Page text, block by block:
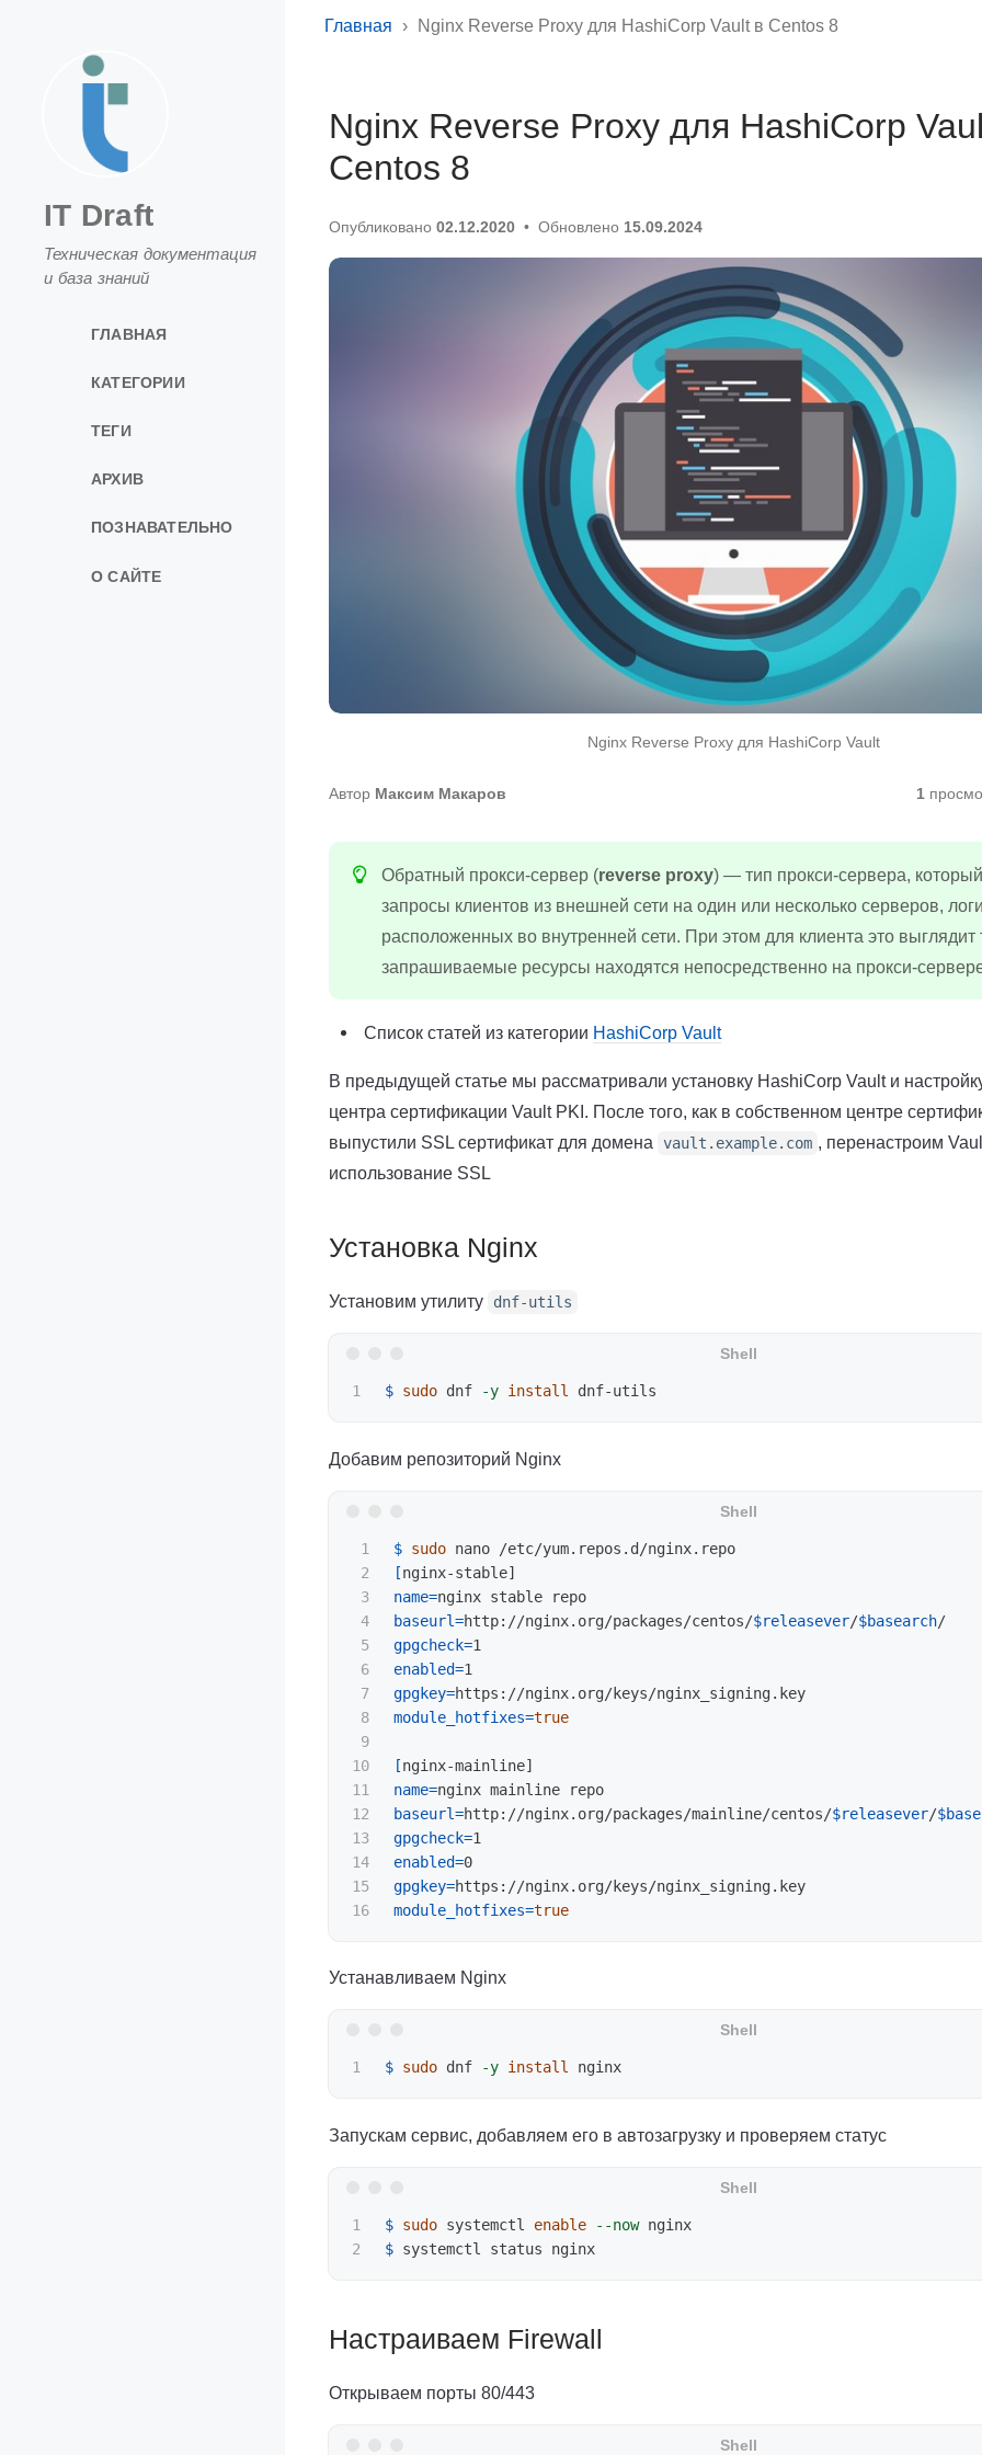
IT Draft
Техническая документация
и база знаний
ГЛАВНАЯ
КАТЕГОРИИ
ТЕГИ
АРХИВ
ПОЗНАВАТЕЛЬНО
О САЙТЕ
Главная Nginx Reverse Proxy для HashiCorp Vault в Centos 8
Nginx Reverse Proxy для HashiCorp
Centos 8
Опубликовано 02.12.2020 Обновлено 15.09.2024
Nginx Reverse Proxy для HashiCorp Vault
Автор Максим Макаров 1
Обратный прокси-сервер (reverse proxy) — тип прокси-сервера,
запросы клиентов из внешней сети на один или несколько серверов,
расположенных во внутренней сети. При этом для клиента это выглядит
запрашиваемые ресурсы находятся непосредственно на прокси-
Список статей из категории HashiCorp Vault
В предыдущей статье мы рассматривали установку HashiCorp Vault и
центра сертификации Vault PKI. После того, как в собственном центре
выпустили SSL сертификат для домена
vault.example.com , перенастроим
использование SSL
Установка Nginx
Установим утилиту dnf-utils
$ sudo dnf -y install
Добавим репозиторий Nginx
1
2
3
4
5
6
7
8
9
10
11
12
13
14
15
$ sudo
[
name=
baseurl=http://nginx.org/packages/centos/$releasever/$basearch
gpgcheck=
enabled=
gpgkey=
module_hotfixes=true
[
name=
baseurl=http://nginx.org/packages/mainline/centos/$releasever/
gpgcheck=
enabled=
gpgkey=
module_hotfixes=true
Устанавливаем Nginx
$ sudo dnf -y install
Запускам сервис, добавляем его в автозагрузку и проверяем статус
1
$ sudo systemctl enable --now
$
Настраиваем Firewall
Открываем порты 80/443